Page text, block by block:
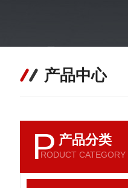
产品中心
P 产品分类
RODUCT CATEGORY